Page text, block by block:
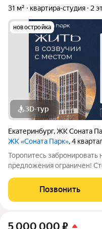
31 м²
квартира-студия 2
новостройка
3D-тур
Екатеринбург,ЖК Соната
ЖК «Соната Парк», 4
Торопитесь забронировать
предложения ограничен!
вам все подробно
застройщика с
Позвонить
5 000 000 ₽